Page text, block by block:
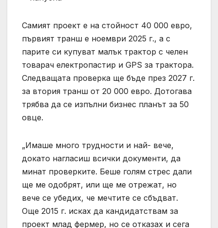
Самият проект е на стойност 40 000 евро,
първият транш е ноември 2025 г., а с
парите си купуват малък трактор с челен
товарач електропастир и GPS за трактора.
Следващата проверка ще бъде през 2027 г.
за втория транш от 20 000 евро. Дотогава
трябва да се изпълни бизнес планът за 50
овце.
„Имаше много трудности и най- вече,
докато нагласиш всички документи, да
минат проверките. Беше голям стрес дали
ще ме одобрят, или ще ме отрежат, но
вече се убедих, че мечтите се сбъдват.
Още 2015 г. исках да кандидатствам за
проект млад фермер, но се отказах и сега